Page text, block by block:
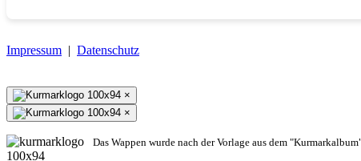
Impressum | Datenschutz
×
×
Das Wappen wurde nach der Vorlage aus dem